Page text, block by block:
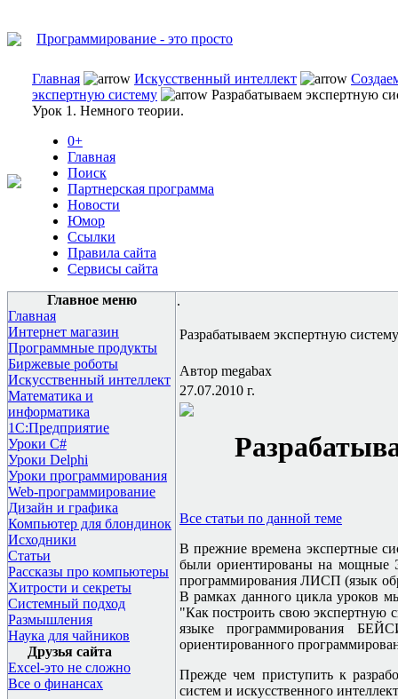
Программирование - это просто
Главная Искусственный интеллект
экспертную систему
Разрабатываем экспертную
Урок 1. Немного теории.
0+
Главная
Поиск
Партнерская программа
Новости
Юмор
Ссылки
Правила сайта
Сервисы сайта
Главное меню
Главная
Интернет магазин
Программные продукты
Биржевые роботы
Искусственный интеллект
Математика и
информатика
1С:Предприятие
Уроки C#
Уроки Delphi
Уроки программирования
Web-программирование
Дизайн и графика
Компьютер для блондинок
Исходники
Статьи
Рассказы про компьютеры
Хитрости и секреты
Системный подход
Размышления
Наука для чайников
Друзья сайта
Excel-это не сложно
Все о финансах
.
Разрабатываем экспертную
Автор megabax
27.07.2010 г.
Все статьи по данной теме
В прежние времена экспертные
были ориентированы на мощные
программирования ЛИСП (язык
В рамках данного цикла уроков
"Как построить свою экспертную
языке программирования
ориентированного
Прежде чем приступить к
систем и искусственного